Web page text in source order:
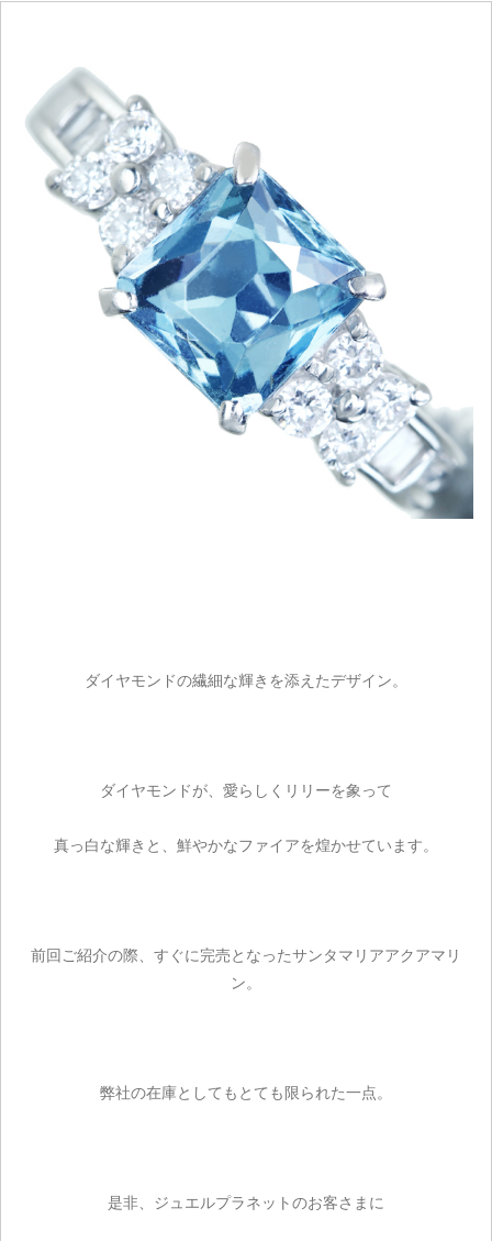
ダイヤモンドの繊細な輝きを添えたデザイン。
ダイヤモンドが、愛らしくリリーを象って
真っ白な輝きと、鮮やかなファイアを煌かせています。
前回ご紹介の際、すぐに完売となったサンタマリアアクアマリ
ン。
弊社の在庫としてもとても限られた一点。
是非、ジュエルプラネットのお客さまに
お買い物を続ける